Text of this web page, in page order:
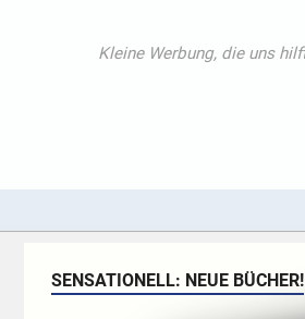
SENSATIONELL: NEUE BÜCHER!